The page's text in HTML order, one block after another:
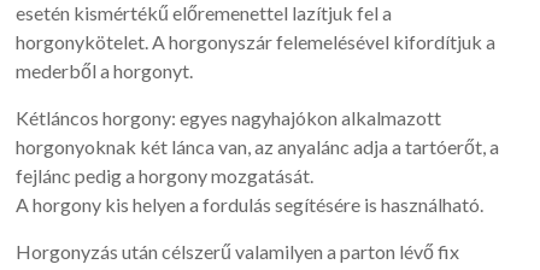
esetén kismértékű előremenettel lazítjuk fel a
horgonykötelet. A horgonyszár felemelésével kifordítjuk a
mederből a horgonyt.
Kétláncos horgony: egyes nagyhajókon alkalmazott
horgonyoknak két lánca van, az anyalánc adja a tartóerőt, a
fejlánc pedig a horgony mozgatását.
A horgony kis helyen a fordulás segítésére is használható.
Horgonyzás után célszerű valamilyen a parton lévő fix